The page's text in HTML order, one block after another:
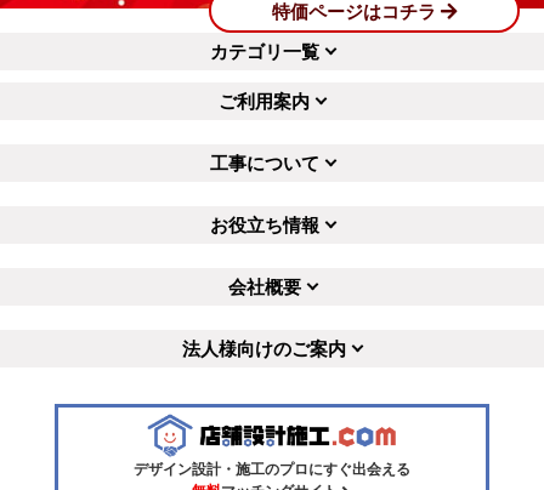
特価ページはコチラ
カテゴリ一覧
ご利用案内
工事について
お役立ち情報
会社概要
法人様向けのご案内
デザイン設計・施工のプロにすぐ出会える